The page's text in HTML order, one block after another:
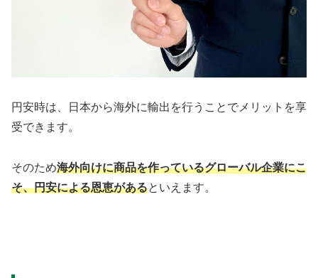
円安時は、日本から海外に輸出を行うことでメリットを享
受できます。
そのため海外向けに商品を作っているグローバル企業にこ
そ、円安による恩恵があるといえます。